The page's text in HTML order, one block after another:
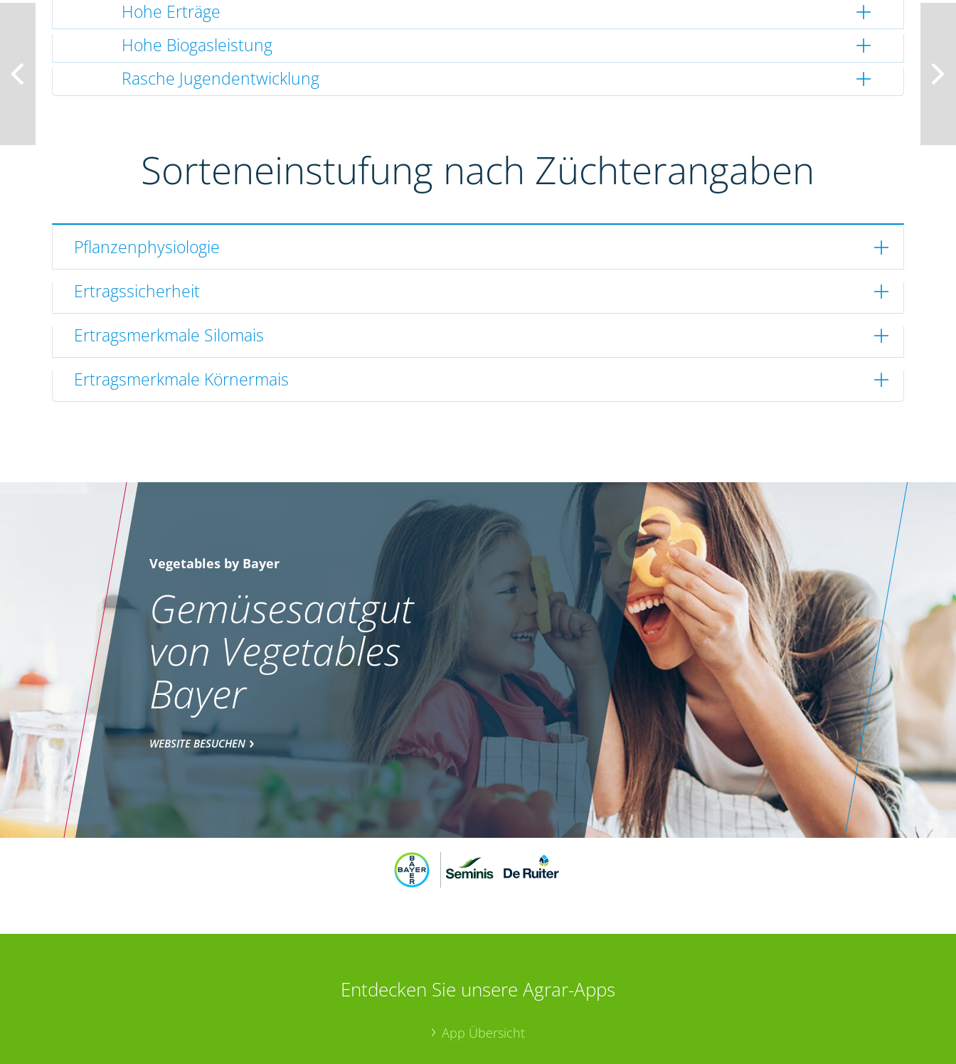
Hohe Erträge
Hohe Biogasleistung
Rasche Jugendentwicklung
Sorteneinstufung nach Züchterangaben
Pflanzenphysiologie
Ertragssicherheit
Ertragsmerkmale Silomais
Ertragsmerkmale Körnermais
Vegetables by Bayer
Gemüsesaatgut
von Vegetables
Bayer
WEBSITE BESUCHEN
Entdecken Sie unsere Agrar-Apps
App Übersicht